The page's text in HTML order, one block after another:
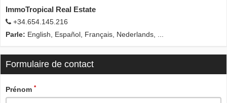
ImmoTropical Real Estate
+34.654.145.216
Parle: English, Español, Français, Nederlands, ...
Formulaire de contact
Prénom *